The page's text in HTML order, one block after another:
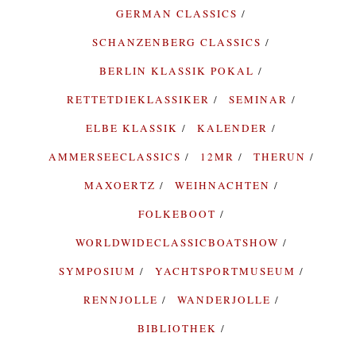
GERMAN CLASSICS
SCHANZENBERG CLASSICS
BERLIN KLASSIK POKAL
RETTETDIEKLASSIKER
SEMINAR
ELBE KLASSIK
KALENDER
AMMERSEECLASSICS
12MR
THERUN
MAXOERTZ
WEIHNACHTEN
FOLKEBOOT
WORLDWIDECLASSICBOATSHOW
SYMPOSIUM
YACHTSPORTMUSEUM
RENNJOLLE
WANDERJOLLE
BIBLIOTHEK